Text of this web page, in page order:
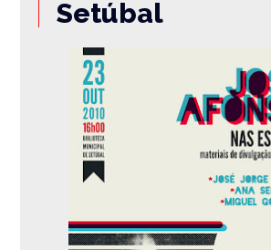
Setúbal